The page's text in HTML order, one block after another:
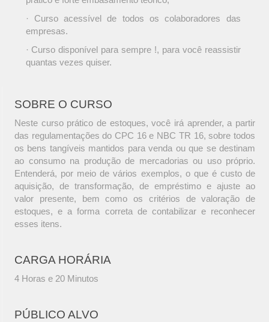
· Curso acessível de todos os colaboradores das
empresas.
· Curso disponível para sempre !, para você reassistir
quantas vezes quiser.
SOBRE O CURSO
Neste curso prático de estoques, você irá aprender, a partir
das regulamentações do CPC 16 e NBC TR 16, sobre todos
os bens tangíveis mantidos para venda ou que se destinam
ao consumo na produção de mercadorias ou uso próprio.
Entenderá, por meio de vários exemplos, o que é custo de
aquisição, de transformação, de empréstimo e ajuste ao
valor presente, bem como os critérios de valoração de
estoques, e a forma correta de contabilizar e reconhecer
esses itens.
CARGA HORÁRIA
4 Horas e 20 Minutos
PÚBLICO ALVO